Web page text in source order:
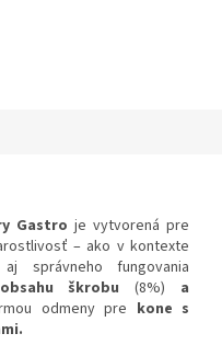
Gastro je vytvorená pre
– ako v kontexte
správneho fungovania
obsahu škrobu(8%) a
odmeny pre kone s